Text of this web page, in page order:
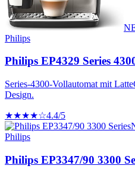
Philips
Philips EP4329 Series
Series-4300-Vollautomat mit
Design.
★★★★☆4.4/5
Philips
Philips EP3347/90 3300